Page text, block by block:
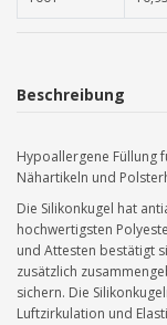
Beschreibung
Hypoallergene Füllung
Nähartikeln und
Die Silikonkugel hat
hochwertigsten
und Attesten bestätigt
zusätzlich
sichern. Die
Luftzirkulation und